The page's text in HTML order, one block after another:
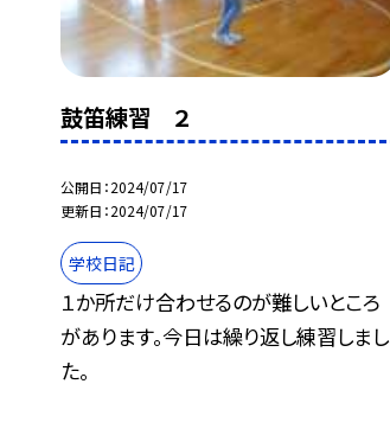
鼓笛練習 ２
公開日 2024/07/17
更新日 2024/07/17
学校日記
１か所だけ合わせるのが難しいところ
があります。今日は繰り返し練習しまし
た。